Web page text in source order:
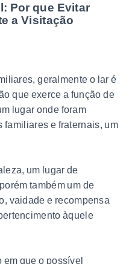
Por que Evitar
a Visitação
geralmente o lar é
que exerce a função de
lugar onde foram
familiares e fraternais, um
um lugar de
também um de
vaidade e recompensa
àquele
em que o possível